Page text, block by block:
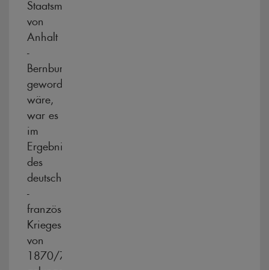
Staatsminister
von
Anhalt
Bernburg
geworden
wäre,
war es
im
Ergebnis
des
deutsch
französischem
Krieges
von
1870/71